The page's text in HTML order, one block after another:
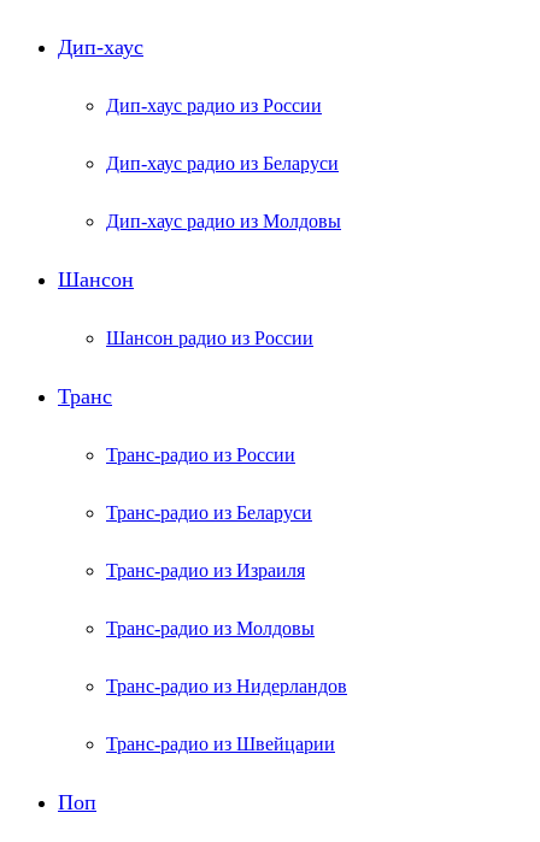
Дип-хаус
Дип-хаус радио из России
Дип-хаус радио из Беларуси
Дип-хаус радио из Молдовы
Шансон
Шансон радио из России
Транс
Транс-радио из России
Транс-радио из Беларуси
Транс-радио из Израиля
Транс-радио из Молдовы
Транс-радио из Нидерландов
Транс-радио из Швейцарии
Поп